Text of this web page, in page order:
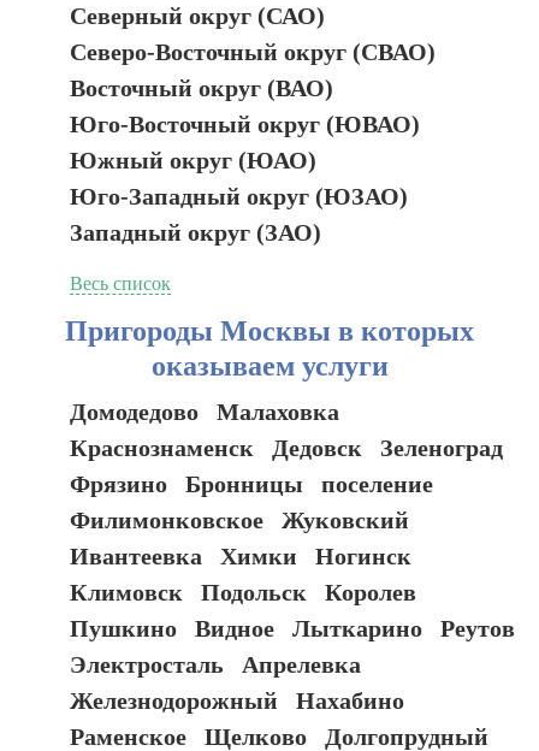
Северный округ (САО)
Северо-Восточный округ (СВАО)
Восточный округ (ВАО)
Юго-Восточный округ (ЮВАО)
Южный округ (ЮАО)
Юго-Западный округ (ЮЗАО)
Западный округ (ЗАО)
Весь список
Пригороды Москвы в которых
оказываем услуги
Домодедово
Малаховка
Краснознаменск
Дедовск
Зеленоград
Фрязино
Бронницы
поселение
Филимонковское
Жуковский
Ивантеевка
Химки
Ногинск
Климовск
Подольск
Королев
Пушкино
Видное Лыткарино
Реутов
Электросталь
Апрелевка
Железнодорожный
Нахабино
Раменское
Щелково
Долгопрудный